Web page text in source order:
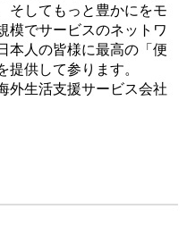
そしてもっと豊かにをモ
模でサービスのネットワ
本人の皆様に最高の「便
供して参ります。
外生活支援サービス会社